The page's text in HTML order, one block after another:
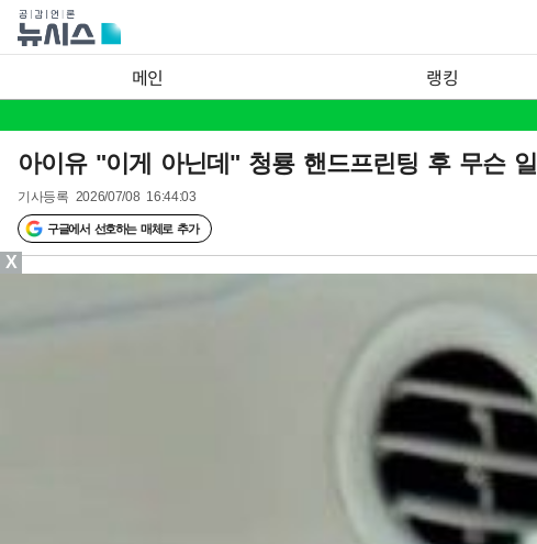
메인 랭킹
아이유 "이게 아닌데" 청룡 핸드프린팅 후 무슨 일
기사등록 2026/07/08 16:44:03
구글에서 선호하는 매체로 추가
X